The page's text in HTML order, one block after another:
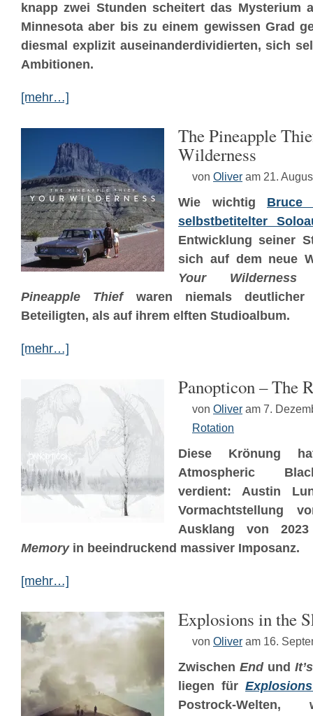
knapp zwei Stunden scheitert das Mysterium
Minnesota aber bis zu einem gewissen Grad
diesmal explizit auseinanderdividierten, sich
Ambitionen.
[mehr…]
The Pineapple
Wilderness
von Oliver am 21.
Wie wichtig Bruce
selbstbetitelter
Entwicklung seiner
sich auf dem neue
Your Wilderness
Pineapple Thiefwaren niemals deutlicher
Beteiligten, als auf ihrem elften Studioalbum.
[mehr…]
Panopticon – The
von Oliver am 7.
Rotation
Diese Krönung
Atmospheric
verdient: Austin
Vormachtstellung
Ausklang von
Memoryin beeindruckend massiver Imposanz.
[mehr…]
Explosions in the
von Oliver am 16.
Zwischen Endund
liegen für
Postrock-Welten,